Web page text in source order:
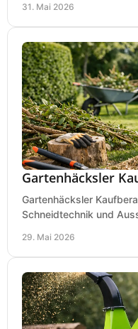
31. Mai 2026
Gartenhäcksler
Gartenhäcksler
Schneidtechnik und
29. Mai 2026